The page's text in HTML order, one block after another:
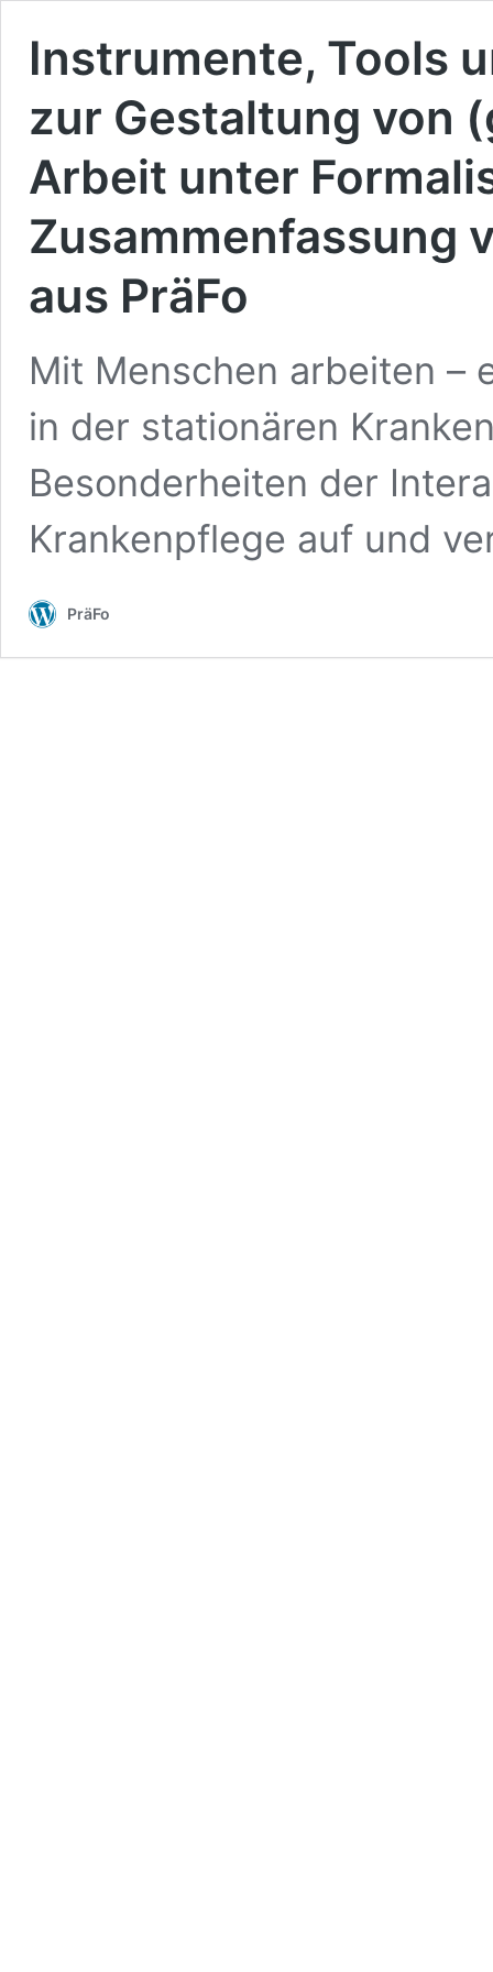
Instrumente, Tools
zur Gestaltung von
Arbeit unter
Zusammenfassung
aus PräFo
Mit Menschen arbeiten –
in der stationären
Besonderheiten der
Krankenpflege auf und
PräFo